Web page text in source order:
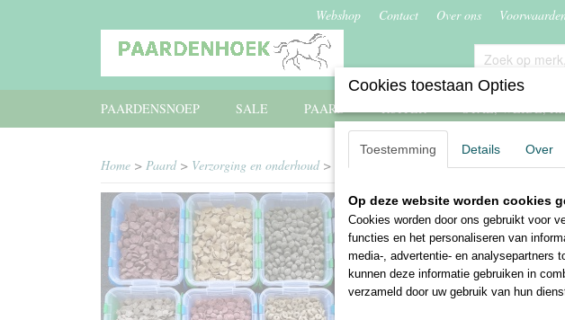
Webshop Contact Over ons Voorwaarden
PAARDENSNOEP SALE PAARD RUITER STAL, WEIDE,
Home > Paard> Verzorging en onderhoud> Snoep en supplementen>Paardensnoep
€ 5,50 (inclusief
✓Op voorraad
Cookies toestaan Opties
Toestemming Details Over
Op deze website worden cookies
Cookies worden door ons gebruikt voor
functies en het personaliseren van
media-, advertentie- en analysepartners
kunnen deze informatie gebruiken in
verzameld door uw gebruik van hun